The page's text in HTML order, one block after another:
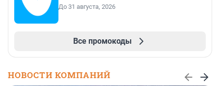
До 31 августа, 2026
Все промокоды
НОВОСТИ КОМПАНИЙ